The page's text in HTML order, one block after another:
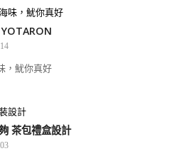
，魷你真好
茶包禮盒設計